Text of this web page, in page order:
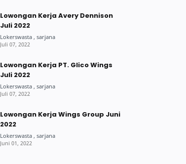
Lowongan Kerja Avery Dennison
Juli 2022
Lowongan Kerja PT. Glico Wings
Juli 2022
Lowongan Kerja Wings Group Juni
2022